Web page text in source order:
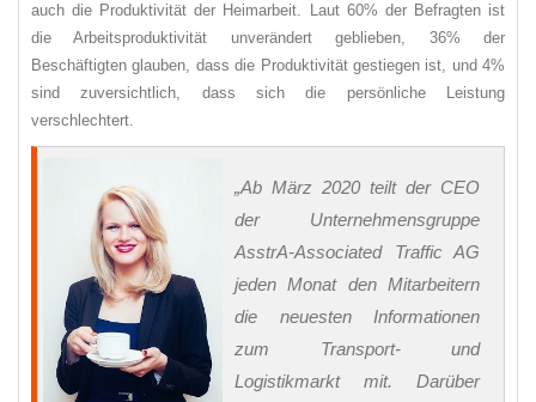
auch die Produktivität der Heimarbeit. Laut 60% der Befragten ist
die Arbeitsproduktivität unverändert geblieben, 36% der
Beschäftigten glauben, dass die Produktivität gestiegen ist, und 4%
sind zuversichtlich, dass sich die persönliche Leistung
verschlechtert.
„Ab März 2020 teilt der CEO
der Unternehmensgruppe
AsstrA-Associated Traffic AG
jeden Monat den Mitarbeitern
die neuesten Informationen
zum Transport- und
Logistikmarkt mit. Darüber